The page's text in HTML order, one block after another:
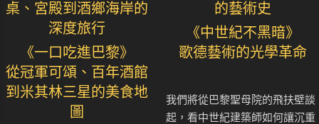
桌、宮殿到酒鄉海岸的
深度旅行
《一口吃進巴黎》
從冠軍可頌、百年酒館
到米其林三星的美食地
圖
的藝術史
《中世紀不黑暗》
歌德藝術的光學革命
我們將從巴黎聖母院的飛扶壁談
起，看中世紀建築師如何讓沉重